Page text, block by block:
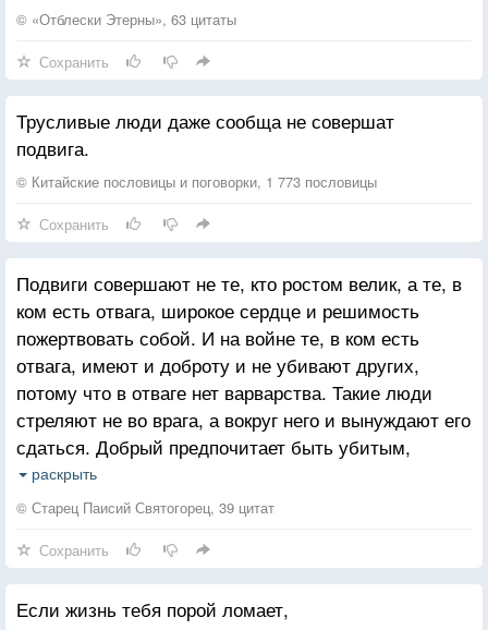
© «Отблески Этерны», 63 цитаты
Сохранить
Трусливые люди даже сообща не совершат
подвига.
© Китайские пословицы и поговорки, 1 773 пословицы
Сохранить
Подвиги совершают не те, кто ростом велик, а те, в
ком есть отвага, широкое сердце и решимость
пожертвовать собой. И на войне те, в ком есть
отвага, имеют и доброту и не убивают других,
потому что в отваге нет варварства. Такие люди
стреляют не во врага, а вокруг него и вынуждают его
сдаться. Добрый предпочитает быть убитым,
нежели убивать. Человек, настроенный таким
образом, приемлет божественные силы. Люди же
прикрывают наглостью, боятся и самих себя, и
других и потому от страха стреляют без остановки.
раскрыть
© Старец Паисий Святогорец, 39 цитат
Сохранить
Если жизнь тебя порой ломает,